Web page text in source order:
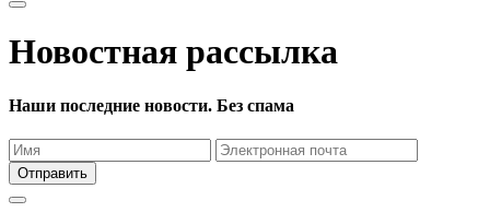
Новостная рассылка
Наши последние новости. Без спама
Отправить